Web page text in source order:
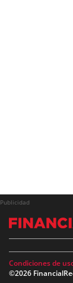
Publicidad
Condiciones de
©2026